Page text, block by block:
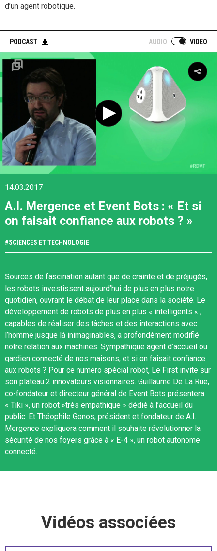
d’un agent robotique.
PODCAST AUDIO VIDEO
14.03.2017
A.I. Mergence et Event Bots : « Et si
on faisait confiance aux robots ? »
#SCIENCES ET TECHNOLOGIE
Sources de fascination autant que de crainte et de préjugés,
les robots investissent aujourd’hui de plus en plus notre
quotidien, ouvrant le débat de leur place dans la société. Le
développement de robots de plus en plus « intelligents « ,
capables de réaliser des tâches et des interactions avec
l’homme jusque là inimaginables, a profondément modifié
notre relation aux machines. Sympathique agent d’accueil ou
gardien connecté de nos maisons, et si on faisait confiance
aux robots ? Pour ce numéro spécial robot, Le First invite sur
son plateau 2 innovateurs visionnaires. Guillaume De La Rue,
co-fondateur et directeur général de Event Bots présentera
« Tiki », un robot »très empathique » dédié à l’accueil du
public. Et Théophile Gonos, président et fondateur de A.I.
Mergence expliquera comment il souhaite révolutionner la
sécurité de nos foyers grâce à « E-4 », un robot autonome
connecté.
Vidéos associées